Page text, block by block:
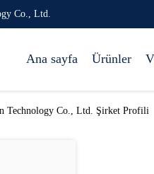
Co., Ltd.
Ana sayfa Ürünler
Technology Co., Ltd. Şirket Profili